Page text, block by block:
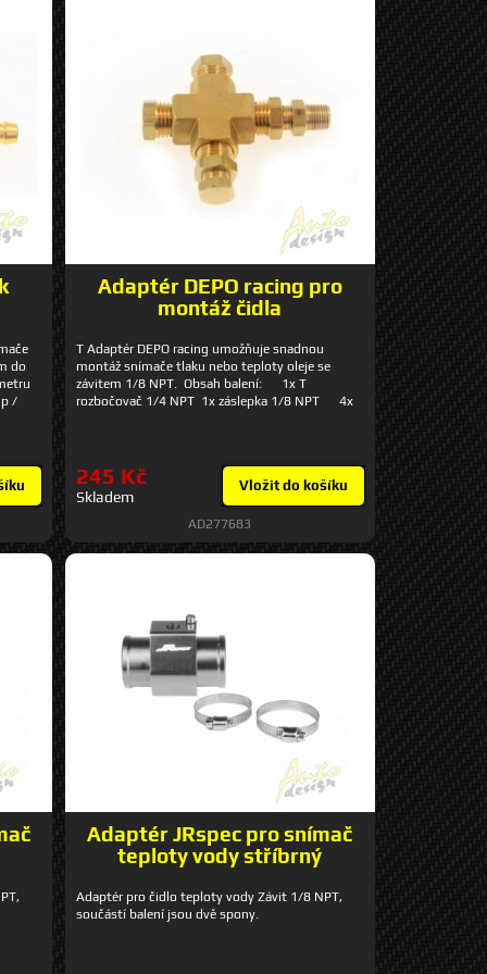
do
/
Adaptér DEPO racing pro
montáž čidla
T Adaptér DEPO racing umožňuje snadnou
montáž snímače tlaku nebo teploty oleje se
závitem 1/8 NPT. Obsah balení: 1x T
rozbočovač 1/4 NPT 1x záslepka 1/8 NPT 4x
245 Kč
Skladem
Vložit do košíku
AD277683
Adaptér JRspec pro snímač
teploty vody stříbrný
Adaptér pro čidlo teploty vody Závit 1/8 NPT,
součástí balení jsou dvě spony.